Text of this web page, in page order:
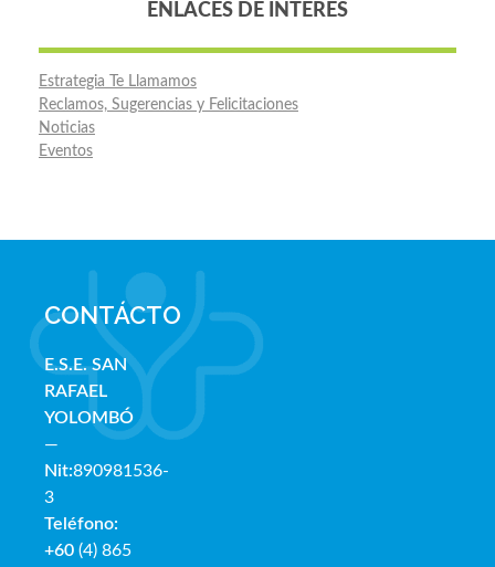
ENLACES DE INTERÉS
Estrategia Te Llamamos
Reclamos, Sugerencias y Felicitaciones
Noticias
Eventos
CONTÁCTO
E.S.E. SAN
RAFAEL
YOLOMBÓ
—
Nit:890981536-
3
Teléfono:
+60 (4) 865